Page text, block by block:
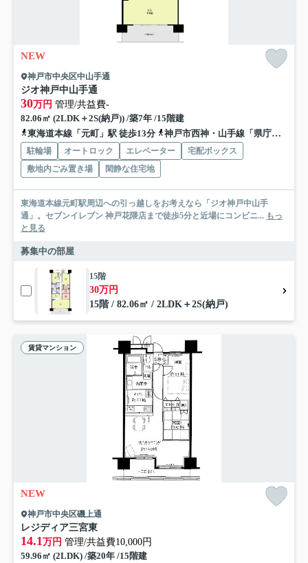
NEW
神戸市中央区中山手通
ジオ神戸中山手通
30万円 管理/共益費-
82.06㎡ (2LDK＋2S(納戸)) /築7年 /15階建
東海道本線「元町」駅 徒歩13分
神戸市西神・山手線「県庁前」駅 徒歩9分
駐輪場 オートロック エレベーター
宅配ボックス
敷地内ごみ置き場
閑静な住宅地
東海道本線元町駅周辺への引っ越しをお考えなら「ジオ神戸中山手
通」。セブンイレブン 神戸花隈店まで徒歩5分と近場にコンビニ... もっ
と見る
募集中の部屋
15階
30万円
15階 / 82.06㎡ / 2LDK＋2S(納戸)
賃貸マンション
NEW
神戸市中央区磯上通
レジディア三宮東
14.1 万円 管理/共益費10,000円
59.96㎡ (2LDK) /築20年 /15階建